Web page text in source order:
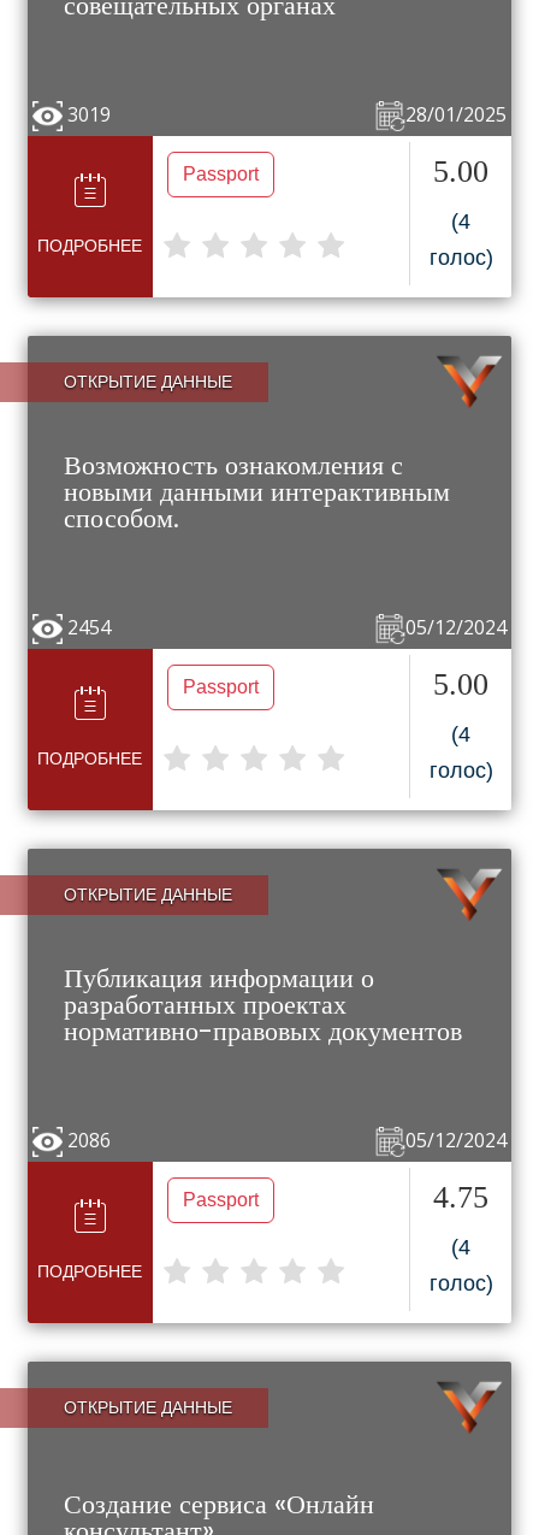
28/01/2025
3019
ПОДРОБНЕЕ
Passport 5.00
(4
голос)
ОТКРЫТИЕ ДАННЫЕ
Возможность ознакомления с
новыми данными интерактивным
способом.
05/12/2024
2454
ПОДРОБНЕЕ
Passport 5.00
(4
голос)
ОТКРЫТИЕ ДАННЫЕ
Публикация информации о
разработанных проектах
нормативно-правовых документов
05/12/2024
2086
ПОДРОБНЕЕ
Passport 4.75
(4
голос)
ОТКРЫТИЕ ДАННЫЕ
Создание сервиса «Онлайн